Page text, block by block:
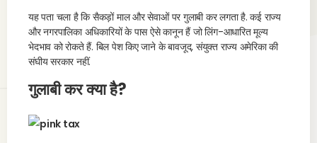
यह पता चला है कि सैकड़ों माल और सेवाओं पर गुलाबी कर लगता है. कई राज्य
और नगरपालिका अधिकारियों के पास ऐसे कानून हैं जो लिंग-आधारित मूल्य
भेदभाव को रोकते हैं. बिल पेश किए जाने के बावजूद, संयुक्त राज्य अमेरिका की
संघीय सरकार नहीं.
गुलाबी कर क्या है?